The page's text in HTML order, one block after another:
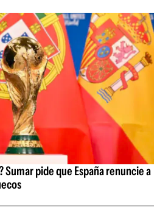
pide que España renuncie a